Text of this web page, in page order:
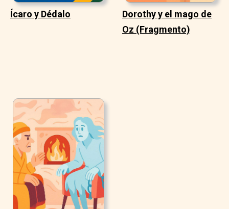
Ícaro y Dédalo
Dorothy y el mago de
Oz (Fragmento)